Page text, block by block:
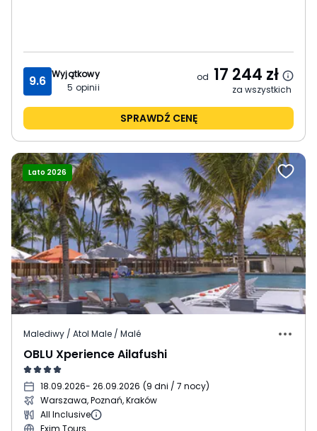
9.6 Wyjątkowy
5 opinii
od 17 244 zł
za wszystkich
SPRAWDŹ CENĘ
Lato 2026
Malediwy / Atol Male / Malé
OBLU Xperience Ailafushi
18.09.2026- 26.09.2026 (9 dni / 7 nocy)
Warszawa, Poznań, Kraków
All Inclusive
Exim Tours